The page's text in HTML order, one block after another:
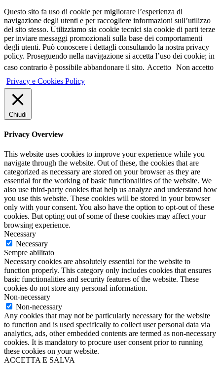
Questo sito fa uso di cookie per migliorare l’esperienza di
navigazione degli utenti e per raccogliere informazioni sull’utilizzo
del sito stesso. Utilizziamo sia cookie tecnici sia cookie di parti terze
per inviare messaggi promozionali sulla base dei comportamenti
degli utenti. Può conoscere i dettagli consultando la nostra privacy
policy. Proseguendo nella navigazione si accetta l’uso dei cookie; in
caso contrario è possibile abbandonare il sito. Accetto Non accetto
Privacy e Cookies Policy
Chiudi
Privacy Overview
This website uses cookies to improve your experience while you
navigate through the website. Out of these, the cookies that are
categorized as necessary are stored on your browser as they are
essential for the working of basic functionalities of the website. We
also use third-party cookies that help us analyze and understand how
you use this website. These cookies will be stored in your browser
only with your consent. You also have the option to opt-out of these
cookies. But opting out of some of these cookies may affect your
browsing experience.
Necessary
Necessary
Sempre abilitato
Necessary cookies are absolutely essential for the website to
function properly. This category only includes cookies that ensures
basic functionalities and security features of the website. These
cookies do not store any personal information.
Non-necessary
Non-necessary
Any cookies that may not be particularly necessary for the website
to function and is used specifically to collect user personal data via
analytics, ads, other embedded contents are termed as non-necessary
cookies. It is mandatory to procure user consent prior to running
these cookies on your website.
ACCETTA E SALVA